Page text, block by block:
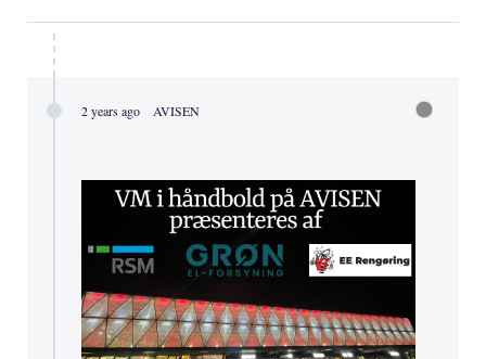
2 years ago AVISEN